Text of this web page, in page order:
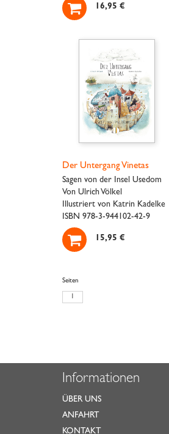
 16,95 €
Der Untergang Vinetas
Sagen von der Insel Usedom
Von Ulrich Völkel
Illustriert von Katrin Kadelke
ISBN 978-3-944102-42-9
 15,95 €
Seiten
1
Informationen
ÜBER UNS
ANFAHRT
KONTAKT